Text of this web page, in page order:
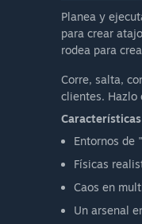
Planea y
para crear
rodea para
Corre, salta,
clientes. Hazlo
Características
Entornos de
Físicas
Caos en
Un arsenal